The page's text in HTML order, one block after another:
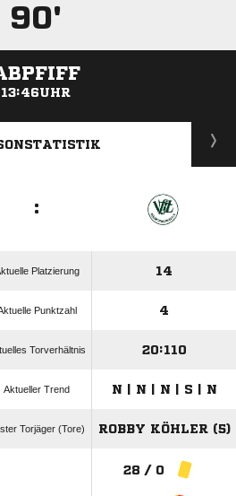
90'
13:46UHR
ANZEIGE
:
Platzierung 14
Punktzahl 4
Torverhältnis 20:110
Aktueller Trend N | N | N | S | N
Torjäger (Tore) ROBBY KÖHLER (5)
28 / 0